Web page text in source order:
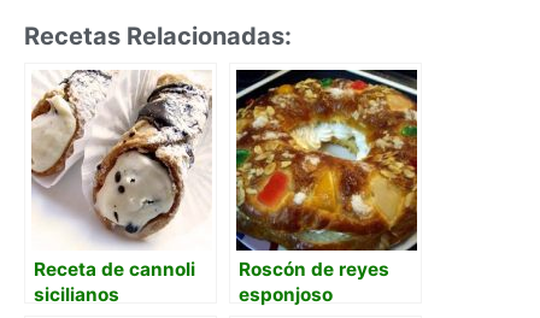
Recetas Relacionadas:
Receta de cannoli
sicilianos
Roscón de reyes
esponjoso